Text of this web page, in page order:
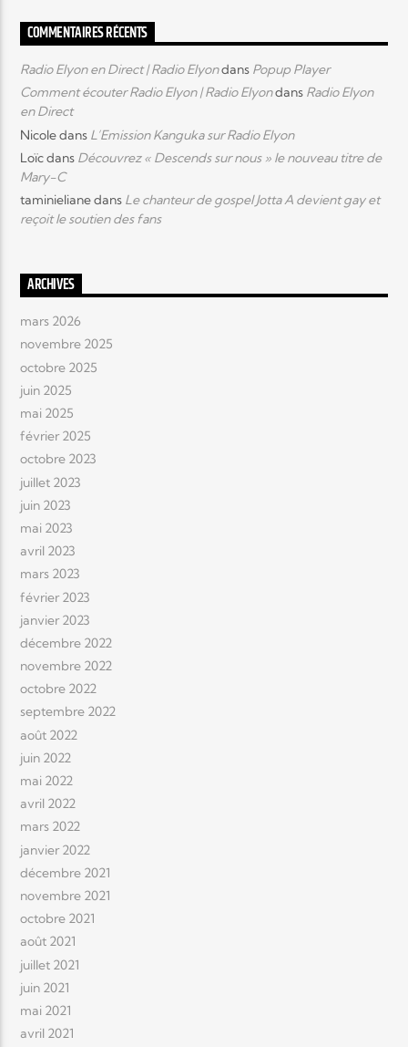
COMMENTAIRES RÉCENTS
Radio Elyon en Direct | Radio Elyondans Popup Player
Comment écouter Radio Elyon | Radio Elyondans Radio Elyon
en Direct
Nicoledans L’Emission Kanguka sur Radio Elyon
Loïcdans Découvrez « Descends sur nous » le nouveau titre de
Mary-C
taminielianedans Le chanteur de gospel Jotta A devient gay et
reçoit le soutien des fans
ARCHIVES
mars 2026
novembre 2025
octobre 2025
juin 2025
mai 2025
février 2025
octobre 2023
juillet 2023
juin 2023
mai 2023
avril 2023
mars 2023
février 2023
janvier 2023
décembre 2022
novembre 2022
octobre 2022
septembre 2022
août 2022
juin 2022
mai 2022
avril 2022
mars 2022
janvier 2022
décembre 2021
novembre 2021
octobre 2021
août 2021
juillet 2021
juin 2021
mai 2021
avril 2021